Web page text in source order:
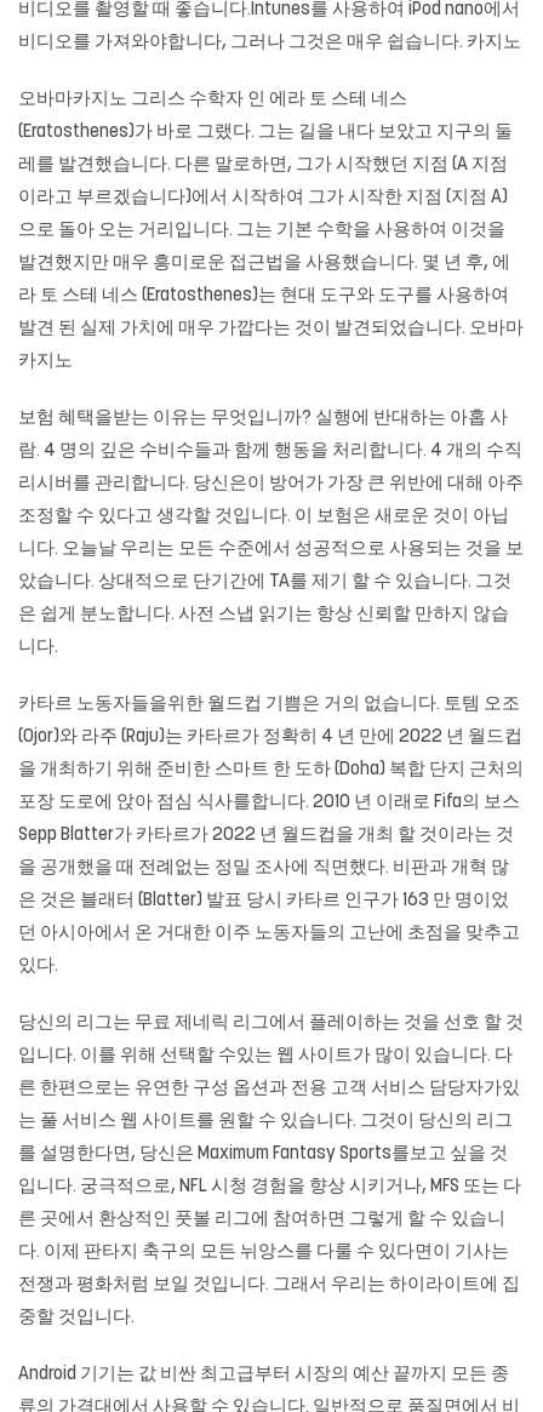
비디오를 촬영할 때 좋습니다.Intunes를 사용하여 iPod nano에서
비디오를 가져와야합니다, 그러나 그것은 매우 쉽습니다. 카지노
오바마카지노 그리스 수학자 인 에라 토 스테 네스
(Eratosthenes)가 바로 그랬다. 그는 길을 내다 보았고 지구의 둘
레를 발견했습니다. 다른 말로하면, 그가 시작했던 지점 (A 지점
이라고 부르겠습니다)에서 시작하여 그가 시작한 지점 (지점 A)
으로 돌아 오는 거리입니다. 그는 기본 수학을 사용하여 이것을
발견했지만 매우 흥미로운 접근법을 사용했습니다. 몇 년 후, 에
라 토 스테 네스 (Eratosthenes)는 현대 도구와 도구를 사용하여
발견 된 실제 가치에 매우 가깝다는 것이 발견되었습니다. 오바마
카지노
보험 혜택을받는 이유는 무엇입니까? 실행에 반대하는 아홉 사
람. 4 명의 깊은 수비수들과 함께 행동을 처리합니다. 4 개의 수직
리시버를 관리합니다. 당신은이 방어가 가장 큰 위반에 대해 아주
조정할 수 있다고 생각할 것입니다. 이 보험은 새로운 것이 아닙
니다. 오늘날 우리는 모든 수준에서 성공적으로 사용되는 것을 보
았습니다. 상대적으로 단기간에 TA를 제기 할 수 있습니다. 그것
은 쉽게 분노합니다. 사전 스냅 읽기는 항상 신뢰할 만하지 않습
니다.
카타르 노동자들을위한 월드컵 기쁨은 거의 없습니다. 토템 오조
(Ojor)와 라주 (Raju)는 카타르가 정확히 4 년 만에 2022 년 월드컵
을 개최하기 위해 준비한 스마트 한 도하 (Doha) 복합 단지 근처의
포장 도로에 앉아 점심 식사를합니다. 2010 년 이래로 Fifa의 보스
Sepp Blatter가 카타르가 2022 년 월드컵을 개최 할 것이라는 것
을 공개했을 때 전례없는 정밀 조사에 직면했다. 비판과 개혁 많
은 것은 블래터 (Blatter) 발표 당시 카타르 인구가 163 만 명이었
던 아시아에서 온 거대한 이주 노동자들의 고난에 초점을 맞추고
있다.
당신의 리그는 무료 제네릭 리그에서 플레이하는 것을 선호 할 것
입니다. 이를 위해 선택할 수있는 웹 사이트가 많이 있습니다. 다
른 한편으로는 유연한 구성 옵션과 전용 고객 서비스 담당자가있
는 풀 서비스 웹 사이트를 원할 수 있습니다. 그것이 당신의 리그
를 설명한다면, 당신은 Maximum Fantasy Sports를보고 싶을 것
입니다. 궁극적으로, NFL 시청 경험을 향상 시키거나, MFS 또는 다
른 곳에서 환상적인 풋볼 리그에 참여하면 그렇게 할 수 있습니
다. 이제 판타지 축구의 모든 뉘앙스를 다룰 수 있다면이 기사는
전쟁과 평화처럼 보일 것입니다. 그래서 우리는 하이라이트에 집
중할 것입니다.
Android 기기는 값 비싼 최고급부터 시장의 예산 끝까지 모든 종
류의 가격대에서 사용할 수 있습니다. 일반적으로 품질면에서 비